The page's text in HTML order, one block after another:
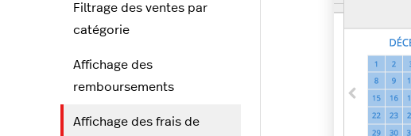
Filtrage des ventes par
catégorie
Affichage des
remboursements
Affichage des frais de